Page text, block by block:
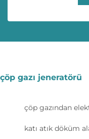
çöp gazı jeneratörü
çöp gazından
katı atık döküm